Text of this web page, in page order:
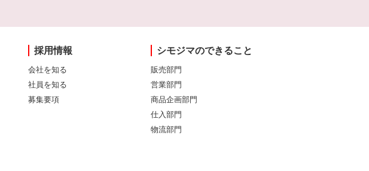
採用情報
会社を知る
社員を知る
募集要項
シモジマのできること
販売部門
営業部門
商品企画部門
仕入部門
物流部門